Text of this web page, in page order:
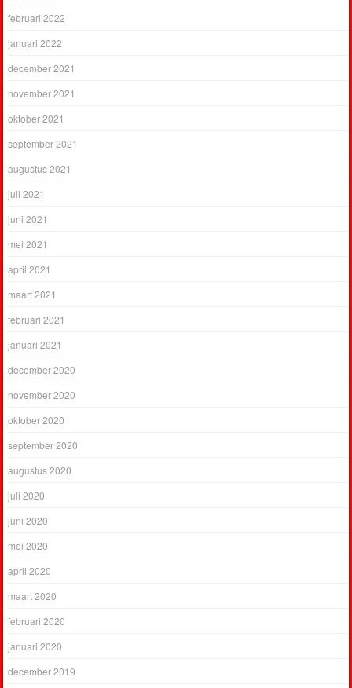
februari 2022
januari 2022
december 2021
november 2021
oktober 2021
september 2021
augustus 2021
juli 2021
juni 2021
mei 2021
april 2021
maart 2021
februari 2021
januari 2021
december 2020
november 2020
oktober 2020
september 2020
augustus 2020
juli 2020
juni 2020
mei 2020
april 2020
maart 2020
februari 2020
januari 2020
december 2019